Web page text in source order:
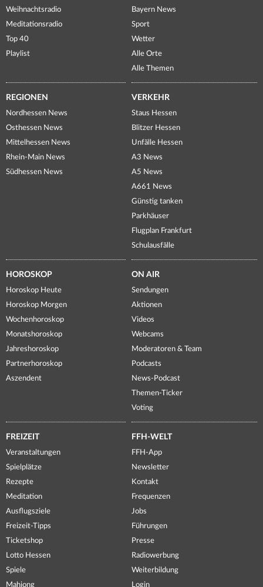
Weihnachtsradio
Meditationsradio
Top 40
Playlist
Bayern News
Sport
Wetter
Alle Orte
Alle Themen
REGIONEN
Nordhessen News
Osthessen News
Mittelhessen News
Rhein-Main News
Südhessen News
VERKEHR
Staus Hessen
Blitzer Hessen
Unfälle Hessen
A3 News
A5 News
A661 News
Günstig tanken
Parkhäuser
Flugplan Frankfurt
Schulausfälle
HOROSKOP
Horoskop Heute
Horoskop Morgen
Wochenhoroskop
Monatshoroskop
Jahreshoroskop
Partnerhoroskop
Aszendent
ON AIR
Sendungen
Aktionen
Videos
Webcams
Moderatoren & Team
Podcasts
News-Podcast
Themen-Ticker
Voting
FREIZEIT
Veranstaltungen
Spielplätze
Rezepte
Meditation
Ausflugsziele
Freizeit-Tipps
Ticketshop
Lotto Hessen
Spiele
Mahjong
FFH-WELT
FFH-App
Newsletter
Kontakt
Frequenzen
Jobs
Führungen
Presse
Radiowerbung
Weiterbildung
Login